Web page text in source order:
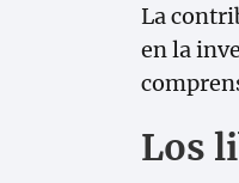
La
en la
Los